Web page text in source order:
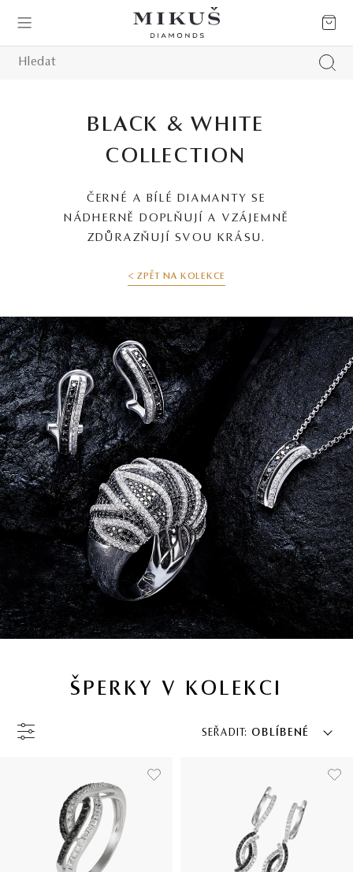
BLACK & WHITE
COLLECTION
ČERNÉ A BÍLÉ DIAMANTY SE
NÁDHERNĚ DOPLŇUJÍ A VZÁJEMNĚ
ZDŮRAZŇUJÍ SVOU KRÁSU.
< ZPĚT NA KOLEKCE
ŠPERKY V KOLEKCI
SEŘADIT: OBLÍBENÉ